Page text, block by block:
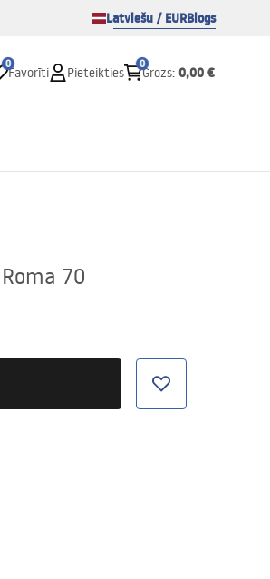
Latviešu / EURBlogs
0
Favorīti Pieteikties
0
Grozs: 0,00 €
70